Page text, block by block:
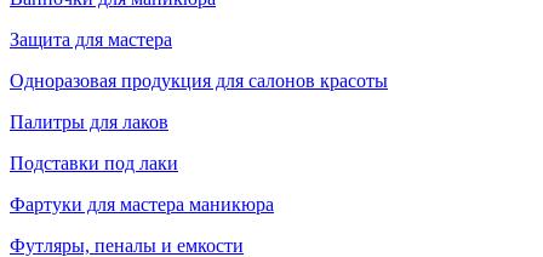
Защита для мастера
Одноразовая продукция для салонов красоты
Палитры для лаков
Подставки под лаки
Фартуки для мастера маникюра
Футляры, пеналы и емкости